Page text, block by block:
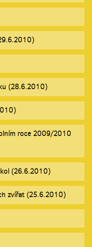
(28.6.2010)
roce 2009/2010
(26.6.2010)
zvířat (25.6.2010)